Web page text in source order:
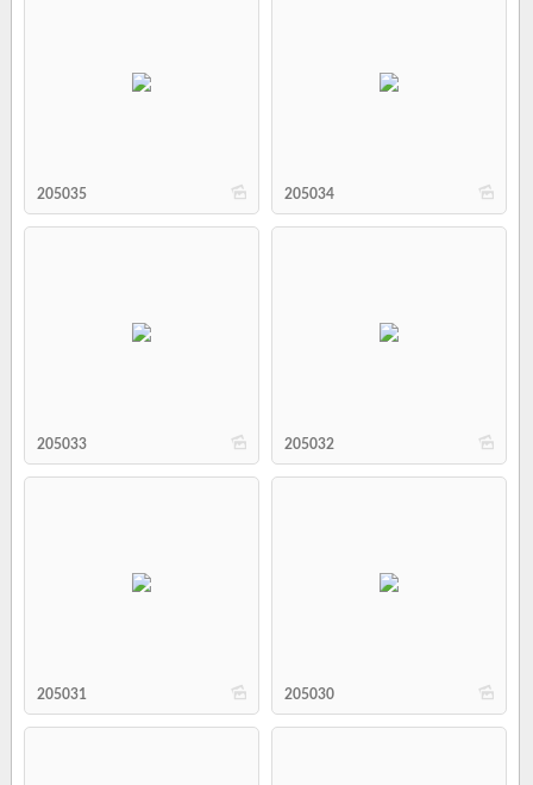
b
205035 b
205034
b
205033 b
205032
b
205031 b
205030